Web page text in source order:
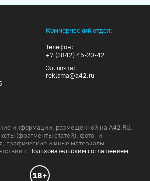
Коммерческий отдел:
Телефон:
+7 (3842) 45-20-42
Эл. почта:
reklama@a42.ru
информации, размещенной на A42.RU,
(фрагменты статей), фото- и
графические и иные материалы
с Пользовательским соглашением
18+